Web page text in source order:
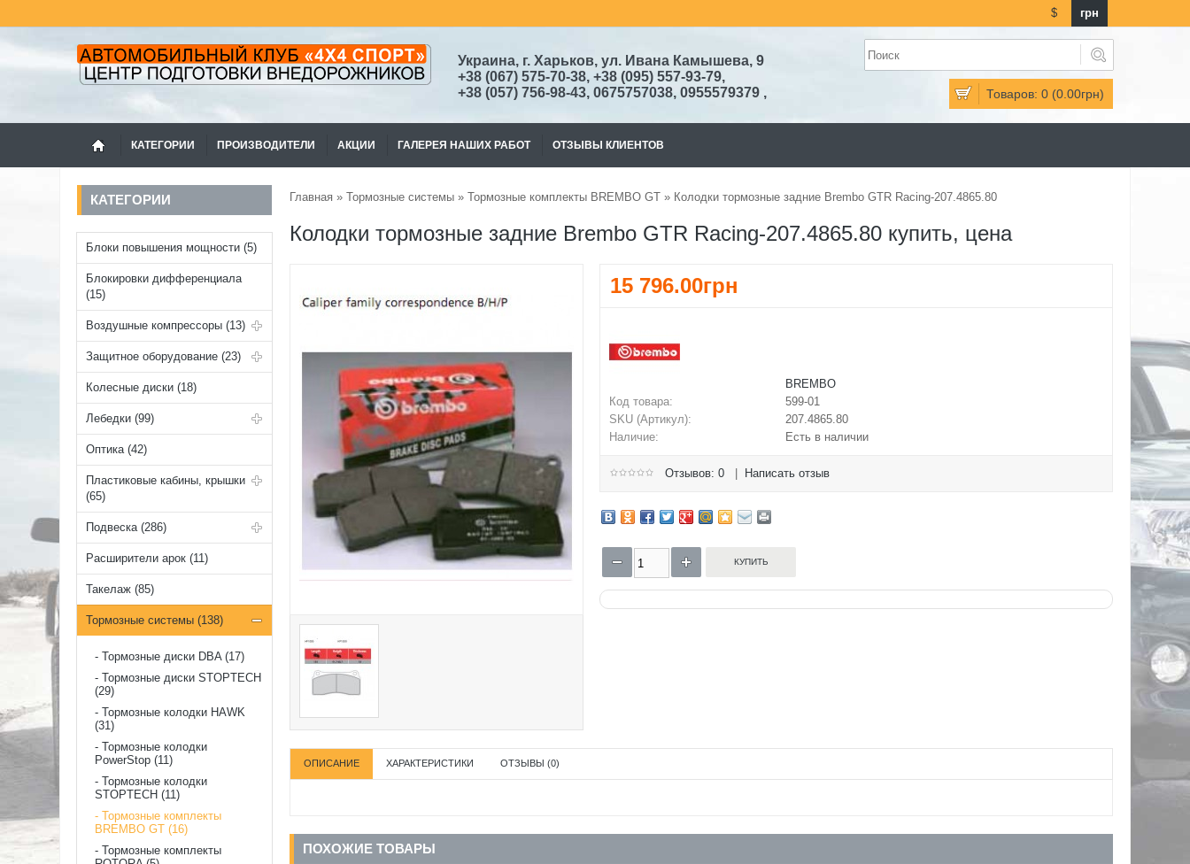
$ грн
Товаров: 0 (0.00грн)
Украина, г. Харьков, ул. Ивана Камышева, 9
+38 (067) 575-70-38, +38 (095) 557-93-79,
+38 (057) 756-98-43, 0675757038, 0955579379 ,
КАТЕГОРИИ ПРОИЗВОДИТЕЛИ АКЦИИ ГАЛЕРЕЯ НАШИХ РАБОТ ОТЗЫВЫ КЛИЕНТОВ
КАТЕГОРИИ
Блоки повышения мощности (5)
Блокировки дифференциала
(15)
Воздушные компрессоры (13)
Защитное оборудование (23)
Колесные диски (18)
Лебедки (99)
Оптика (42)
Пластиковые кабины, крышки
(65)
Подвеска (286)
Расширители арок (11)
Такелаж (85)
Тормозные системы (138)
Тормозные диски DBA (17)
Тормозные диски STOPTECH
(29)
Тормозные колодки HAWK
(31)
Тормозные колодки
PowerStop (11)
Тормозные колодки
STOPTECH (11)
Тормозные комплекты
BREMBO GT (16)
Тормозные комплекты
Главная » Тормозные системы » Тормозные комплекты BREMBO GT » Колодки тормозные задние Brembo GTR Racing-207.4865.80
Колодки тормозные задние Brembo GTR Racing-207.4865.80 купить, цена
15 796.00грн
BREMBO
Код товара:
599-01
SKU (Артикул):
207.4865.80
Наличие:
Есть в наличии
Отзывов: 0 Написать отзыв
ОПИСАНИЕ ХАРАКТЕРИСТИКИ ОТЗЫВЫ (0)
ПОХОЖИЕ ТОВАРЫ